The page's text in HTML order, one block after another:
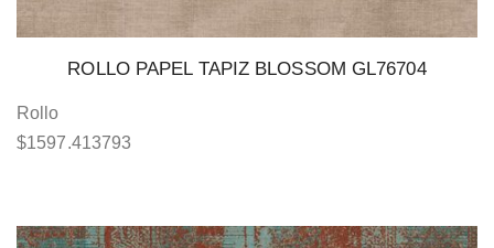
ROLLO PAPEL TAPIZ BLOSSOM GL76704
Rollo
$1597.413793